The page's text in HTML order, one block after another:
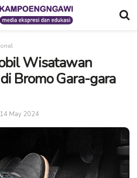
Wisatawan
Bromo Gara-gara
May 2024